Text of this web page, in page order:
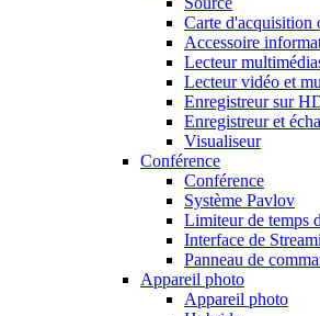
Carte d'acquisition
Accessoire
Lecteur
Lecteur vidéo et
Enregistreur sur
Enregistreur et
Visualiseur
Conférence
Conférence
Système Pavlov
Limiteur de temps
Interface de
Panneau de
Appareil photo
Appareil photo